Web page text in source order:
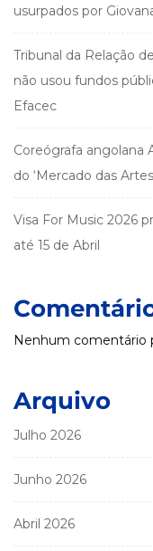
usurpados por
Tribunal da Relação
não usou fundos
Efacec
Coreógrafa angolana
do ‘Mercado das
Visa For Music 2026
até 15 de Abril
Nenhum comentário
Arquivo
Julho 2026
Junho 2026
Abril 2026